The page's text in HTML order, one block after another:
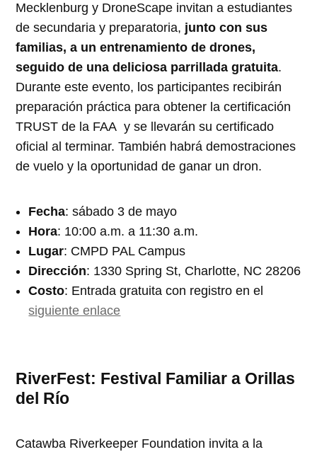
Mecklenburg y DroneScape invitan a estudiantes
de secundaria y preparatoria, junto con sus
familias, a un entrenamiento de drones,
seguido de una deliciosa parrillada gratuita.
Durante este evento, los participantes recibirán
preparación práctica para obtener la certificación
TRUST de la FAA y se llevarán su certificado
oficial al terminar. También habrá demostraciones
de vuelo y la oportunidad de ganar un dron.
Fecha: sábado 3 de mayo
Hora: 10:00 a.m. a 11:30 a.m.
Lugar: CMPD PAL Campus
Dirección: 1330 Spring St, Charlotte, NC 28206
Costo: Entrada gratuita con registro en el
siguiente enlace
RiverFest: Festival Familiar a Orillas
del Río
Catawba Riverkeeper Foundation invita a la